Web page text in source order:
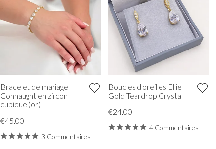
Bracelet de mariage
Connaught en zircon
cubique (or)
€45.00
3 Commentaires
Boucles d'oreilles Ellie
Gold Teardrop Crystal
€24.00
4 Commentaires